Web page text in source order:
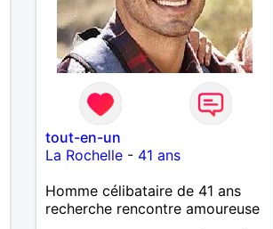
tout-en-un
La Rochelle- 41 ans
Homme célibataire de 41 ans
recherche rencontre amoureuse